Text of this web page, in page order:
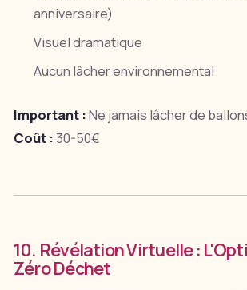
anniversaire)
Visuel dramatique
Aucun lâcher environnemental
Important :Ne jamais lâcher de
Coût :30-50€
10. Révélation Virtuelle :
Zéro Déchet